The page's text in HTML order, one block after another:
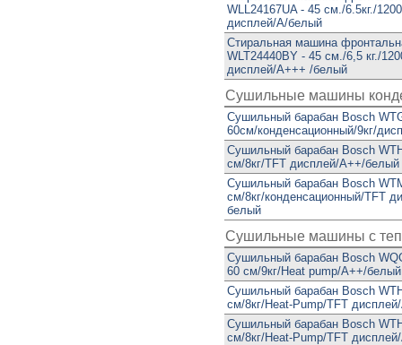
WLL24167UA - 45 см./6.5кг./
дисплей/A/белый
Стиральная машина
WLT24440BY - 45 см./6,5 кг./
дисплей/A+++ /белый
Сушильные машины
Сушильный барабан Bosch
60см/конденсационный/9кг/
Сушильный барабан Bosch
см/8кг/TFT дисплей/А++/белый
Сушильный барабан Bosch
см/8кг/конденсационный/TFT
белый
Сушильные машины с
Сушильный барабан Bosch
60 см/9кг/Heat pump/А++/белый
Сушильный барабан Bosch
см/8кг/Heat-Pump/TFT
Сушильный барабан Bosch
см/8кг/Heat-Pump/TFT